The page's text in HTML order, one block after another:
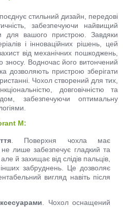
поєднує стильний дизайн, передові
забезпечуючи найвищий
для вашого пристрою. Завдяки
і інноваційних рішень, цей
від механічних пошкоджень,
зносу. Водночас його витончений
дозволяють пристрою зберігати
Чохол створений для тих,
довговічністю та
забезпечуючи оптимальну
M:
. Поверхня чохла має
лише забезпечує гладкий та
й захищає від слідів пальців,
забруднень. Це дозволяє
вигляд навіть після
. Чохол оснащений